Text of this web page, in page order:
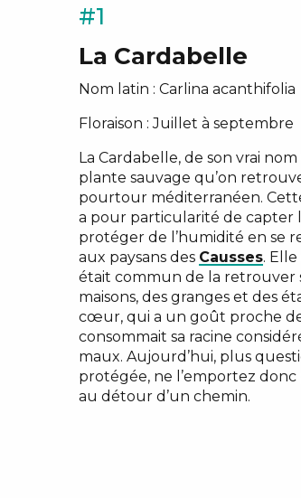
#1
La Cardabelle
Nom latin : Carlina acanthifolia
Floraison : Juillet à septembre
La Cardabelle, de son vrai
plante sauvage qu’on
pourtour méditerranéen.
a pour particularité de capter
protéger de l’humidité en se
aux paysans des Causses.
était commun de la retrouver
maisons, des granges et des
cœur, qui a un goût proche
consommait sa racine
maux. Aujourd’hui, plus
protégée, ne l’emportez donc
au détour d’un chemin.